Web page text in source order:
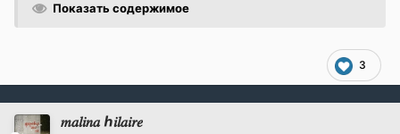
3
Показать содержимое
𝑚𝑎𝑙𝑖𝑛𝑎 ℎ𝑖𝑙𝑎𝑖𝑟𝑒